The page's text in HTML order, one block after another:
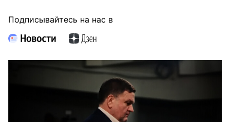
Подписывайтесь на нас в